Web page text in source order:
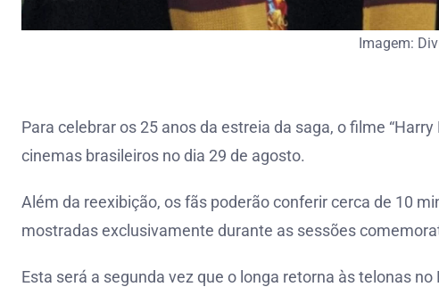
Imagem:
Para celebrar os 25 anos da estreia da saga, o filme
cinemas brasileiros no dia 29 de agosto.
Além da reexibição, os fãs poderão conferir cerca de 10
mostradas exclusivamente durante as sessões
Esta será a segunda vez que o longa retorna às telonas